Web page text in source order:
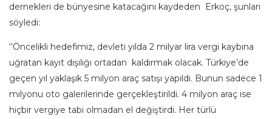
dernekleri de bünyesine katacağını kaydeden Erkoç, şunları
söyledi:
‘’Öncelikli hedefimiz, devleti yılda 2 milyar lira vergi kaybına
uğratan kayıt dışılığı ortadan kaldırmak olacak. Türkiye’de
geçen yıl yaklaşık 5 milyon araç satışı yapıldı. Bunun sadece 1
milyonu oto galerilerinde gerçekleştirildi. 4 milyon araç ise
hiçbir vergiye tabi olmadan el değiştirdi. Her türlü